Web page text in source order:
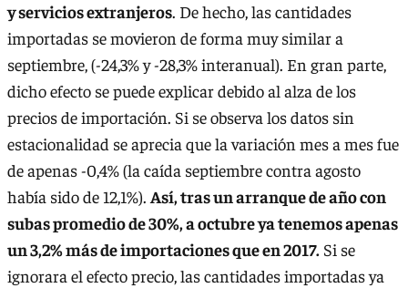
y servicios extranjeros. De hecho, las cantidades
importadas se movieron de forma muy similar a
septiembre, (-24,3% y -28,3% interanual). En gran parte,
dicho efecto se puede explicar debido al alza de los
precios de importación. Si se observa los datos sin
estacionalidad se aprecia que la variación mes a mes fue
de apenas -0,4% (la caída septiembre contra agosto
había sido de 12,1%). Así, tras un arranque de año con
subas promedio de 30%, a octubre ya tenemos apenas
un 3,2% más de importaciones que en 2017. Si se
ignorara el efecto precio, las cantidades importadas ya